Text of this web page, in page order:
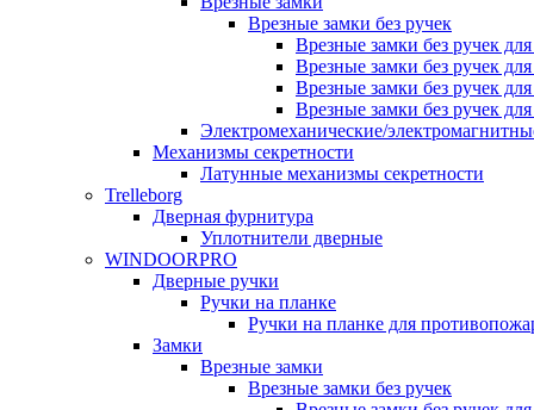
Врезные замки без ручек
Врезные замки без ручек
Врезные замки без ручек
Врезные замки без ручек
Врезные замки без ручек
Электромеханические/
Механизмы секретности
Латунные механизмы секретности
Trelleborg
Дверная фурнитура
Уплотнители дверные
WINDOORPRO
Дверные ручки
Ручки на планке
Ручки на планке для
Замки
Врезные замки
Врезные замки без ручек